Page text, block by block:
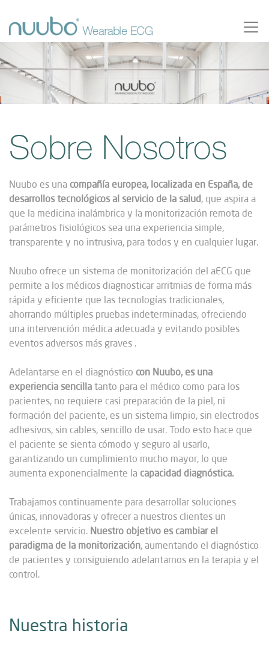
Sobre Nosotros
Nuubo es una compañía europea, localizada en España, de
desarrollos tecnológicos al servicio de la salud, que aspira a
que la medicina inalámbrica y la monitorización remota de
parámetros fisiológicos sea una experiencia simple,
transparente y no intrusiva, para todos y en cualquier lugar.
Nuubo ofrece un sistema de monitorización del aECG que
permite a los médicos diagnosticar arritmias de forma más
rápida y eficiente que las tecnologías tradicionales,
ahorrando múltiples pruebas indeterminadas, ofreciendo
una intervención médica adecuada y evitando posibles
eventos adversos más graves .
Adelantarse en el diagnóstico con Nuubo, es una
experiencia sencilla tanto para el médico como para los
pacientes, no requiere casi preparación de la piel, ni
formación del paciente, es un sistema limpio, sin electrodos
adhesivos, sin cables, sencillo de usar. Todo esto hace que
el paciente se sienta cómodo y seguro al usarlo,
garantizando un cumplimiento mucho mayor, lo que
aumenta exponencialmente la capacidad diagnóstica.
Trabajamos continuamente para desarrollar soluciones
únicas, innovadoras y ofrecer a nuestros clientes un
excelente servicio. Nuestro objetivo es cambiar el
paradigma de la monitorización, aumentando el diagnóstico
de pacientes y consiguiendo adelantarnos en la terapia y el
control.
Nuestra historia